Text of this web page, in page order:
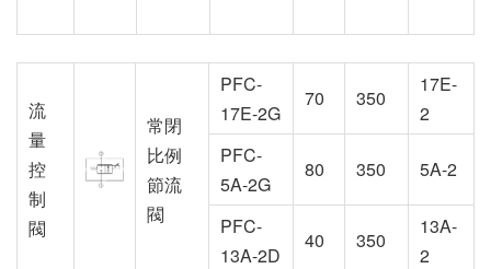
流
量
控
制
閥
常閉
比例
節流
閥
PFC-
17E-2G
70 350
17E-
2
PFC-
5A-2G
80 350 5A-2
PFC-
13A-2D
40 350
13A-
2